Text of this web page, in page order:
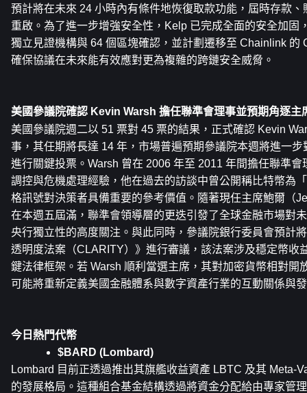
預計將在未來 24 小時內有條件地恢復取款功能，屆時存款
重啟。為了進一步增強安全性，Kelp 已完成全面的安全加固
獨立見證機構與 64 個區塊確認，並計劃遷移至 Chainlink 的
確保協議在未來能有效應對更為複雜的跨鏈安全威脅。
美國參議院確認 Kevin Warsh 擔任聯準會理事並預期角逐主
美國參議院週二以 51 票對 45 票的結果，正式確認 Kevin
事，其任期將長達 14 年，市場普遍預期參議院本週將進一
進行關鍵投票。Warsh 曾在 2006 年至 2011 年間擔任聯準
調控與危機處理經驗，他在過去的訪談中曾公開稱比特幣為
格訊號對決策者具備重要的參考價值。隨著現任主席鮑爾（
在本週五屆滿，聯準會領導層的更迭引發了全球金融市場對
央行獨立性的高度關注。與此同時，參議院銀行委員會預計
透明度法案（CLARITY）》進行審議，該法案涉及穩定幣收
鍵法律框架。若 Warsh 順利當選主席，其對加密貨幣相對開
可能將重新定義美國金融體系與數字資產行業的互動關係與
今日熱門代幣
$BARD (Lombard)
Lombard 目前正透過推出其旗艦收益資產 LBTC 及其 Meta-
的發展格局。這種組合基金結構透過將資金分配給由專家管